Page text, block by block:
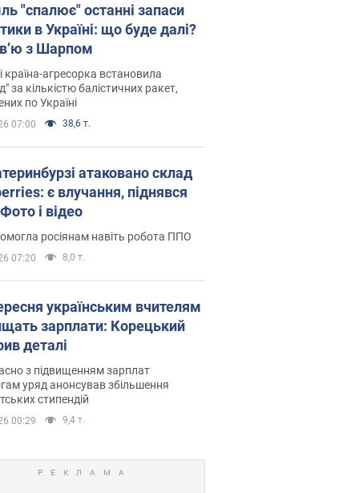
"спалює" останні запаси
в Україні: що буде далі?
з Шарпом
країна-агресорка встановила
за кількістю балістичних ракет,
по Україні
07:00 38,6 т.
атаковано склад
є влучання, піднявся
і відео
росіянам навіть робота ППО
07:20 8,0 т.
українським вчителям
зарплати: Корецький
деталі
з підвищенням зарплат
уряд анонсував збільшення
стипендій
00:29 9,4 т.